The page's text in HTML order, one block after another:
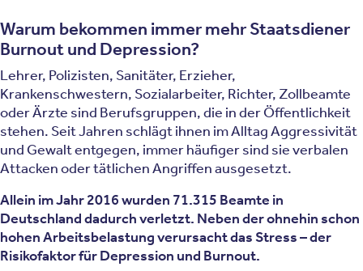
Warum bekommen immer mehr Staatsdiener
Burnout und Depression?
Lehrer, Polizisten, Sanitäter, Erzieher,
Krankenschwestern, Sozialarbeiter, Richter, Zollbeamte
oder Ärzte sind Berufsgruppen, die in der Öffentlichkeit
stehen. Seit Jahren schlägt ihnen im Alltag Aggressivität
und Gewalt entgegen, immer häufiger sind sie verbalen
Attacken oder tätlichen Angriffen ausgesetzt.
Allein im Jahr 2016 wurden 71.315 Beamte in
Deutschland dadurch verletzt. Neben der ohnehin schon
hohen Arbeitsbelastung verursacht das Stress – der
Risikofaktor für Depression und Burnout.